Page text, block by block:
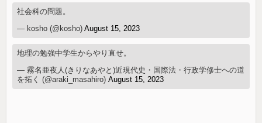
社会科の問題。
— kosho (@kosho)August 15, 2023
地理の勉強中学生からやり直せ。
— 霧名亜夜人(きりなあやと)近現代史・国際法・行政学修士への道
を拓く (@araki_masahiro)August 15, 2023